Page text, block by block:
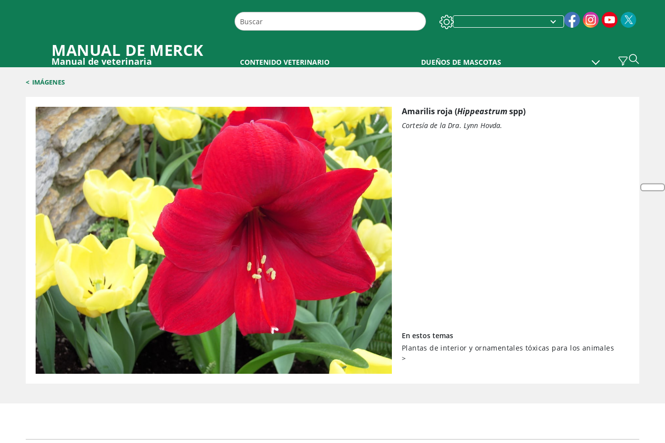
MANUAL DE MERCK
Manual de veterinaria CONTENIDO VETERINARIO DUEÑOS DE MASCOTAS
< IMÁGENES
Amarilis roja (Hippeastrumspp)
Cortesía de la Dra. Lynn Hovda.
En estos temas
Plantas de interior y ornamentales tóxicas para los animales
>